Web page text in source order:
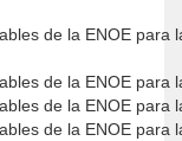
de la ENOE para
de la ENOE para
de la ENOE para
de la ENOE para